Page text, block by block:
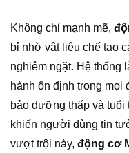
Không chỉ mạnh mẽ,
bỉ nhờ vật liệu chế tạo
nghiêm ngặt. Hệ thống
hành ổn định trong mọi
bảo dưỡng thấp và
khiến người dùng tin
vượt trội này, động cơ